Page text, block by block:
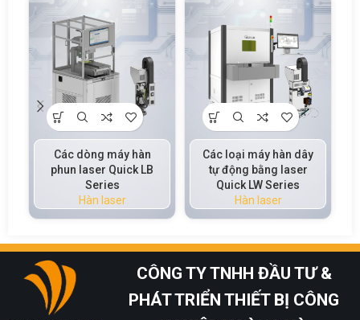
Các dòng máy hàn
phun laser Quick LB
Series
Hàn laser
Các loại máy hàn dây
tự động bằng laser
Quick LW Series
Hàn laser
CÔNG TY TNHH ĐẦU TƯ &
PHÁT TRIỂN THIẾT BỊ CÔNG